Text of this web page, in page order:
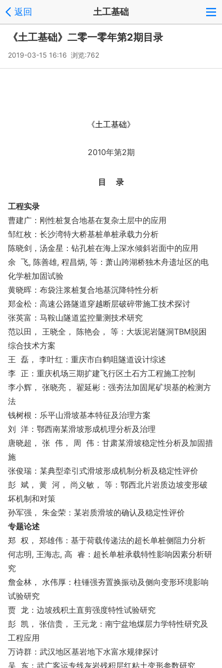
返回 土工基础
《土工基础》二零一零年第2期目录
2019-03-15 16:16 浏览:762
《土工基础》
2010年第2期
目 录
工程实录
曹建广：刚性桩复合地基在复杂土层中的应用
邹红枚：长沙湾特大桥基桩单桩承载力分析
陈晓剑，汤金星：钻孔桩在海上深水倾斜岩面中的应用
余 飞, 陈善雄, 程昌炳, 等：萧山跨湖桥独木舟遗址区的电
化学桩加固试验
黄晓晖：布袋注浆桩复合地基沉降特性分析
郑金松：高速公路隧道穿越断层破碎带施工技术探讨
张英富：马鞍山隧道监控量测技术研究
范以田， 王晓全， 陈艳会， 等：大坂泥岩隧洞TBM脱困
综合技术方案
王 磊， 李叶红：重庆市白鹤咀隧道设计综述
李 正：重庆机场三期扩建飞行区土石方工程施工控制
李小辉， 张晓亮， 翟延彬：强夯法加固尾矿坝基的检测方
法
钱树根：乐平山滑坡基本特征及治理方案
刘 洋：鄂西南某滑坡形成机理分析及治理
唐晓超， 张 伟， 周 伟：甘肃某滑坡稳定性分析及加固措
施
张俊瑞：某典型牵引式滑坡形成机制分析及稳定性评价
彭 斌， 黄 河， 尚义敏， 等：鄂西北片岩质边坡变形破
坏机制和对策
孙军强， 朱金荣：某岩质滑坡的确认及稳定性评价
专题论述
郑 权， 郑雄伟：基于荷载传递法的超长单桩侧阻力分析
何志明, 王海志, 高 睿：超长单桩承载特性影响因素分析研
究
詹金林， 水伟厚：柱锤强夯置换振动及侧向变形环境影响
试验研究
贾 龙：边坡残积土直剪强度特性试验研究
彭 凯， 张信贵， 王元龙：南宁盆地煤层力学特性研究及
工程应用
万诗群：武汉地区基岩地下水富水规律探讨
吴 东：武广客运专线灰岩残积层红粘土变形参数研究